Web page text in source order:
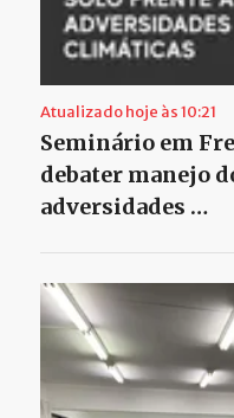
Atualizado hoje às 10:21
Seminário em
debater manejo
adversidades …